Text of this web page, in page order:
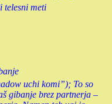
telesni meti
uchi komi”); To so
gibanje brez partnerja –